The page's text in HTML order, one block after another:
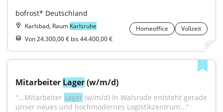
bofrost* Deutschland
Karlsbad, Raum Karlsruhe Homeoffice
Vollzeit
Von 24.300,00 € bis 44.400,00 €
Mitarbeiter Lager (w/m/d)
"...Mitarbeiter Lager (w/m/d) In Walsrode entsteht gerade
unser neues und hochmodernes Logistikzentrum..."